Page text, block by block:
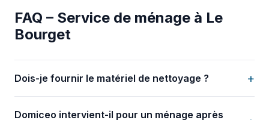
FAQ – Service de ménage à Le
Bourget
Dois-je fournir le matériel de nettoyage ? +
Domiceo intervient-il pour un ménage après